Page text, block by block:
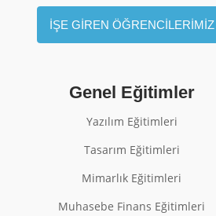
İŞE GİREN ÖĞRENCİLERİMİZ
Genel Eğitimler
Yazılım Eğitimleri
Tasarım Eğitimleri
Mimarlık Eğitimleri
Muhasebe Finans Eğitimleri